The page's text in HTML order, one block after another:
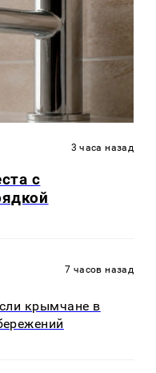
3 часа назад
с
7 часов назад
крымчане в